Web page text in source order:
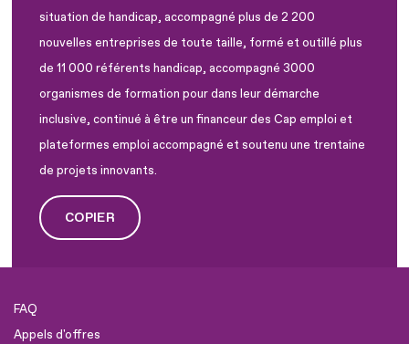
situation de handicap, accompagné plus de 2 200
nouvelles entreprises de toute taille, formé et outillé plus
de 11 000 référents handicap, accompagné 3000
organismes de formation pour dans leur démarche
inclusive, continué à être un financeur des Cap emploi et
plateformes emploi accompagné et soutenu une trentaine
de projets innovants.
COPIER
FAQ
Appels d'offres